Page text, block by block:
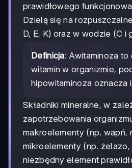
prawidłowego
Dzielą się na
D, E, K) oraz w wodzie (C i
Definicja: Awitaminoza to
witamin w organizmie,
hipowitaminoza oznacza
Składniki mineralne, w
zapotrzebowania
makroelementy (np. wapń,
mikroelementy (np.
niezbędny element